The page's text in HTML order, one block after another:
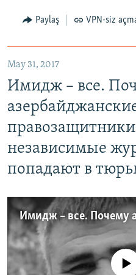
Paylaş VPN-siz
May 31, 2017
Имидж – все.
независимые
попадают в
No media source